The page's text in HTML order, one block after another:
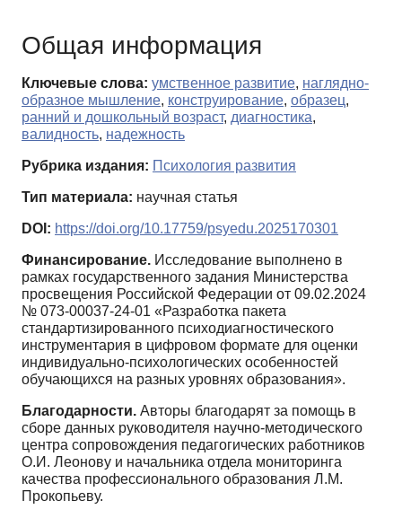
Общая информация
Ключевые слова: умственное развитие, наглядно-
образное мышление, конструирование, образец,
ранний и дошкольный возраст, диагностика,
валидность, надежность
Рубрика издания: Психология развития
Тип материала: научная статья
DOI: https://doi.org/10.17759/psyedu.2025170301
Финансирование. Исследование выполнено в
рамках государственного задания Министерства
просвещения Российской Федерации от 09.02.2024
№ 073-00037-24-01 «Разработка пакета
стандартизированного психодиагностического
инструментария в цифровом формате для оценки
индивидуально-психологических особенностей
обучающихся на разных уровнях образования».
Благодарности. Авторы благодарят за помощь в
сборе данных руководителя научно-методического
центра сопровождения педагогических работников
О.И. Леонову и начальника отдела мониторинга
качества профессионального образования Л.М.
Прокопьеву.